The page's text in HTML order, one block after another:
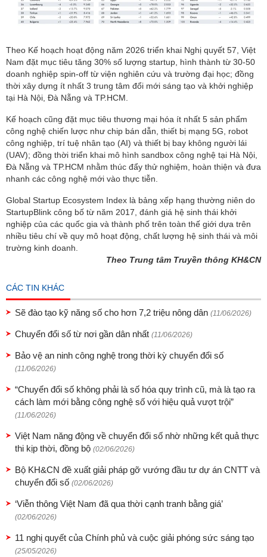
Theo Kế hoạch hoạt động năm 2026 triển khai Nghị quyết 57, Việt
Nam đặt mục tiêu tăng 30% số lượng startup, hình thành từ 30-50
doanh nghiệp spin-off từ viện nghiên cứu và trường đại học; đồng
thời xây dựng ít nhất 3 trung tâm đổi mới sáng tạo và khởi nghiệp
tại Hà Nội, Đà Nẵng và TP.HCM.
Kế hoạch cũng đặt mục tiêu thương mại hóa ít nhất 5 sản phẩm
công nghệ chiến lược như chip bán dẫn, thiết bị mạng 5G, robot
công nghiệp, trí tuệ nhân tạo (AI) và thiết bị bay không người lái
(UAV); đồng thời triển khai mô hình sandbox công nghệ tại Hà Nội,
Đà Nẵng và TP.HCM nhằm thúc đẩy thử nghiệm, hoàn thiện và đưa
nhanh các công nghệ mới vào thực tiễn.
Global Startup Ecosystem Index là bảng xếp hạng thường niên do
StartupBlink công bố từ năm 2017, đánh giá hệ sinh thái khởi
nghiệp của các quốc gia và thành phố trên toàn thế giới dựa trên
nhiều tiêu chí về quy mô hoạt động, chất lượng hệ sinh thái và môi
trường kinh doanh.
Theo Trung tâm Truyền thông KH&CN
CÁC TIN KHÁC
Sẽ đào tạo kỹ năng số cho hơn 7,2 triệu nông dân (11/06/2026)
Chuyển đổi số từ nơi gần dân nhất (11/06/2026)
Bảo vệ an ninh công nghệ trong thời kỳ chuyển đổi số
(11/06/2026)
“Chuyển đổi số không phải là số hóa quy trình cũ, mà là tạo ra
cách làm mới bằng công nghệ số với hiệu quả vượt trội”
(11/06/2026)
Việt Nam năng động về chuyển đổi số nhờ những kết quả thực
thi kịp thời, đồng bộ (02/06/2026)
Bộ KH&CN đề xuất giải pháp gỡ vướng đầu tư dự án CNTT và
chuyển đổi số (02/06/2026)
‘Viễn thông Việt Nam đã qua thời cạnh tranh bằng giá’
(02/06/2026)
11 nghị quyết của Chính phủ và cuộc giải phóng sức sáng tạo
(25/05/2026)